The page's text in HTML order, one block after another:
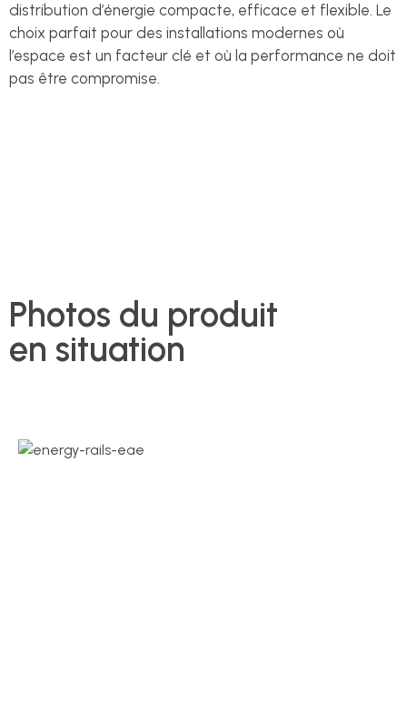
distribution d’énergie compacte, efficace et flexible. Le
choix parfait pour des installations modernes où
l’espace est un facteur clé et où la performance ne doit
pas être compromise.
Photos du produit
en situation